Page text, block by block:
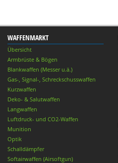
WAFFENMARKT
Übersicht
Armbrüste & Bögen
Blankwaffen (Messer u.ä.)
Gas-, Signal-, Schreckschusswaffen
Kurzwaffen
Deko- & Salutwaffen
Langwaffen
Luftdruck- und CO2-Waffen
Munition
Optik
Schalldämpfer
Softairwaffen (Airsoftgun)